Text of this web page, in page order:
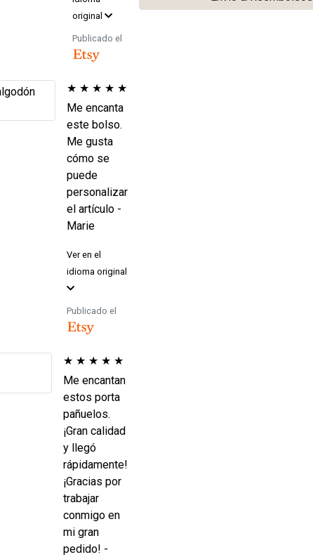
original
Publicado el
★ ★ ★ ★ ★
Me encanta
este bolso.
Me gusta
cómo se
puede
personalizar
el artículo -
Marie
Ver en el
idioma original
Publicado el
★ ★ ★ ★ ★
Me encantan
estos porta
pañuelos.
¡Gran calidad
y llegó
rápidamente!
¡Gracias por
trabajar
conmigo en
mi gran
pedido! -